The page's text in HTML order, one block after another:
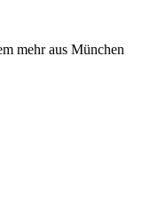
mehr aus München